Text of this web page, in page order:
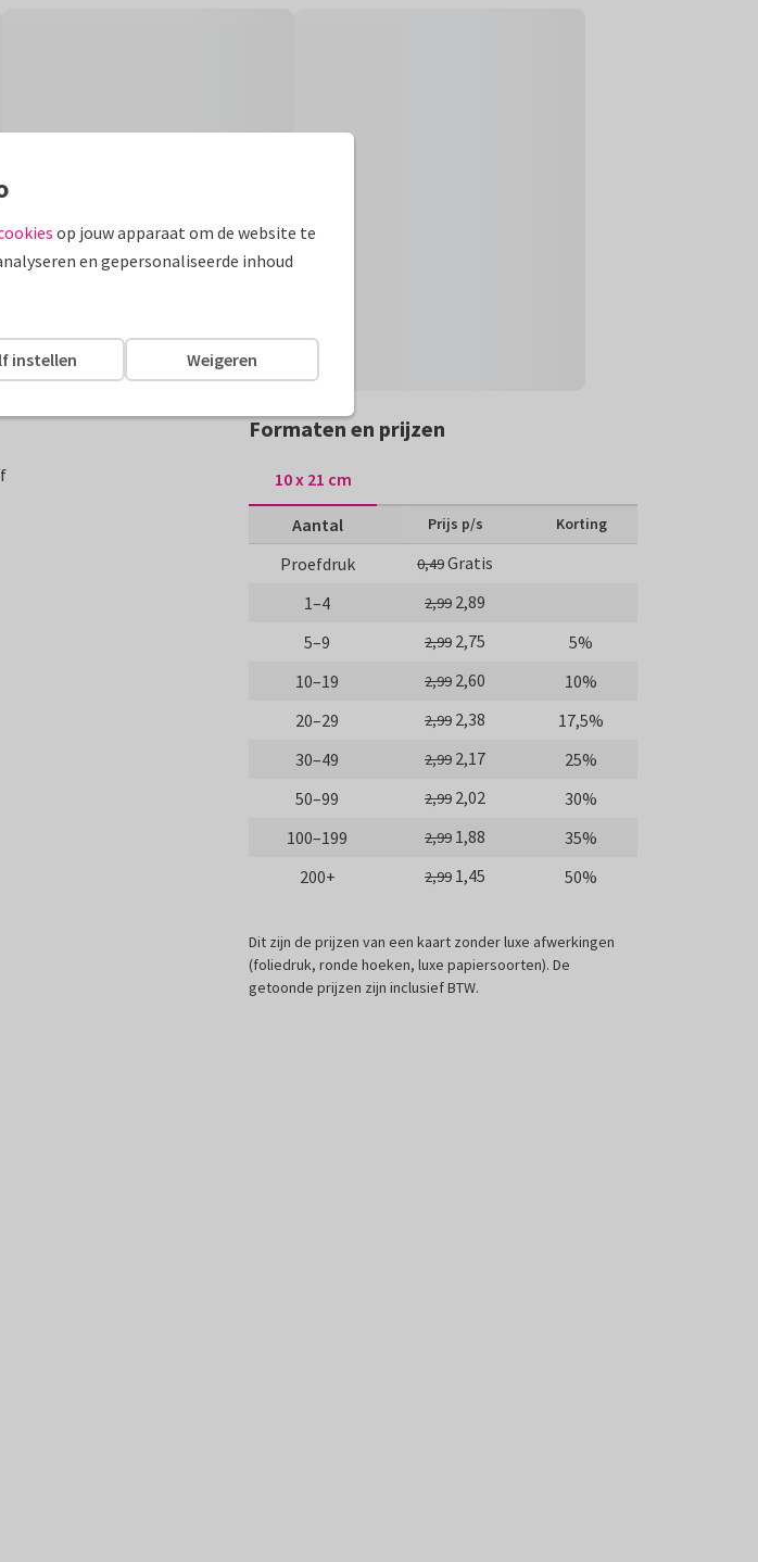
Formaten en prijzen
10 x 21 cm
Aantal Prijs p/s Korting
Proefdruk 0,49Gratis
1–4
2,99 2,89
5–9
2,99 2,75
5%
10–19
2,99 2,60
10%
20–29
2,99 2,38
17,5%
30–49
2,99 2,17
25%
50–99
2,99 2,02
30%
100–199
2,99 1,88
35%
200+
2,99 1,45 50%
Dit zijn de prijzen van een kaart zonder luxe afwerkingen
(foliedruk, ronde hoeken, luxe papiersoorten). De
getoonde prijzen zijn inclusief BTW.
op jouw apparaat om de website te
en gepersonaliseerde inhoud
Weigeren
instellen